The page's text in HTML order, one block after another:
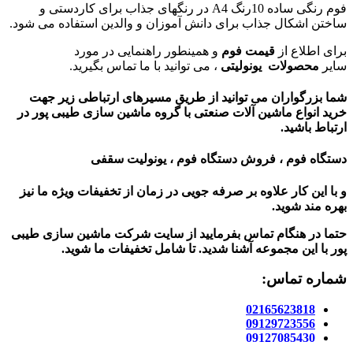
فوم رنگی ساده 10رنگ A4 در رنگهای جذاب برای کاردستی و
ساختن اشکال جذاب برای دانش آموزان و والدین استفاده می شود.
برای اطلاع از قیمت فوم و همینطور راهنمایی در مورد
سایر محصولات یونولیتی ، می توانید با ما تماس بگیرید.
شما بزرگواران می توانید از طریق مسیرهای ارتباطی زیر جهت
خرید انواع ماشین آلات صنعتی با گروه ماشین سازی طیبی پور در
ارتباط باشید.
دستگاه فوم ، فروش دستگاه فوم ، یونولیت سقفی
و با این کار علاوه بر صرفه جویی در زمان از تخفیفات ویژه ما نیز
بهره مند شوید.
حتما در هنگام تماس بفرمایید از سایت شرکت ماشین سازی طیبی
پور با این مجموعه آشنا شدید. تا شامل تخفیفات ما شوید.
شماره تماس:
02165623818
09129723556
09127085430